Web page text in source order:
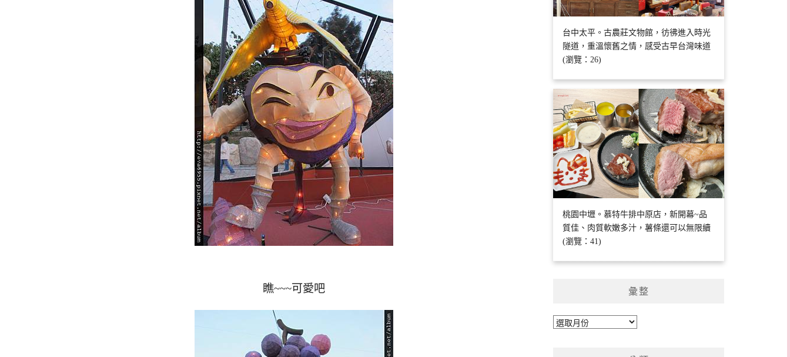
瞧~~~可愛吧
台中太平。古農莊文物館，彷彿進入時光
隧道，重溫懷舊之情，感受古早台灣味道
(瀏覽：26)
桃園中壢。慕特牛排中原店，新開幕~品
質佳、肉質軟嫩多汁，薯條還可以無限續
(瀏覽：41)
彙整
彙